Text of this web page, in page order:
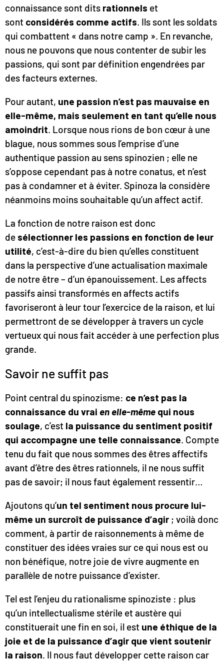
connaissance sont dits rationnels et
sont considérés comme actifs. Ils sont les soldats
qui combattent « dans notre camp ». En revanche,
nous ne pouvons que nous contenter de subir les
passions, qui sont par définition engendrées par
des facteurs externes.
Pour autant, une passion n’est pas mauvaise en
elle-même, mais seulement en tant qu’elle nous
amoindrit. Lorsque nous rions de bon cœur à une
blague, nous sommes sous l’emprise d’une
authentique passion au sens spinozien ; elle ne
s’oppose cependant pas à notre conatus, et n’est
pas à condamner et à éviter. Spinoza la considère
néanmoins moins souhaitable qu’un affect actif.
La fonction de notre raison est donc
de sélectionner les passions en fonction de leur
utilité, c’est-à-dire du bien qu’elles constituent
dans la perspective d’une actualisation maximale
de notre être – d’un épanouissement. Les affects
passifs ainsi transformés en affects actifs
favoriseront à leur tour l’exercice de la raison, et lui
permettront de se développer à travers un cycle
vertueux qui nous fait accéder à une perfection plus
grande.
Savoir ne suffit pas
Point central du spinozisme: ce n’est pas la
connaissance du vrai en elle-même qui nous
soulage, c’est la puissance du sentiment positif
qui accompagne une telle connaissance. Compte
tenu du fait que nous sommes des êtres affectifs
avant d’être des êtres rationnels, il ne nous suffit
pas de savoir; il nous faut également ressentir…
Ajoutons qu’un tel sentiment nous procure lui-
même un surcroît de puissance d’agir ; voilà donc
comment, à partir de raisonnements à même de
constituer des idées vraies sur ce qui nous est ou
non bénéfique, notre joie de vivre augmente en
parallèle de notre puissance d’exister.
Tel est l’enjeu du rationalisme spinoziste : plus
qu’un intellectualisme stérile et austère qui
constituerait une fin en soi, il est une éthique de la
joie et de la puissance d’agir que vient soutenir
la raison. Il nous faut développer cette raison car